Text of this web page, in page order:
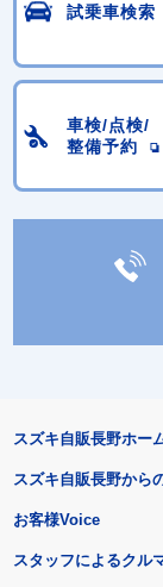
試乗車検索
車検/点検/
整備予約
スズキ自販長野ホー
スズキ自販長野から
お客様Voice
スタッフによるクル